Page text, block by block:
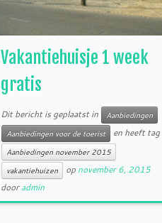
Vakantiehuisje 1 week
gratis
Dit bericht is geplaatst in
Aanbiedingen
Aanbiedingen voor de toerist
en heeft tag
Aanbiedingen november 2015
vakantiehuizen
op november 6, 2015
dooradmin